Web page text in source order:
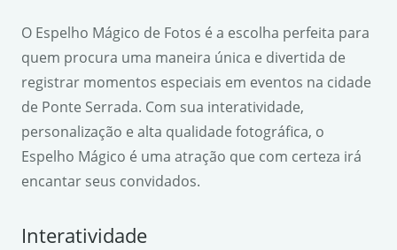
O Espelho Mágico de Fotos é a escolha perfeita para
quem procura uma maneira única e divertida de
registrar momentos especiais em eventos na cidade
de Ponte Serrada. Com sua interatividade,
personalização e alta qualidade fotográfica, o
Espelho Mágico é uma atração que com certeza irá
encantar seus convidados.
Interatividade